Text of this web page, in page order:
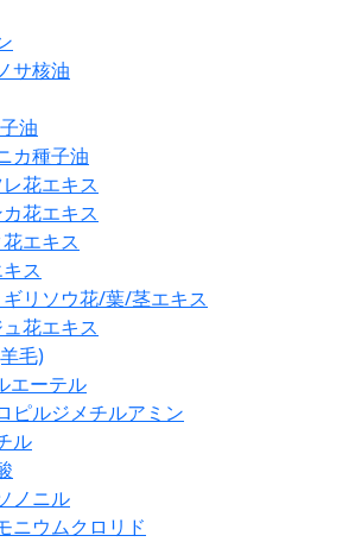
サ核油
油
カ種子油
花エキス
花エキス
エキス
ス
リソウ花/葉/茎エキス
花エキス
毛)
エーテル
ピルジメチルアミン
ル
ノニル
ニウムクロリド